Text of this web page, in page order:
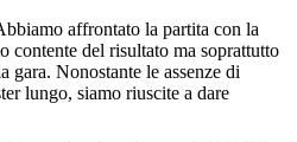
affrontato la partita con la
contente del risultato ma soprattutto
gara. Nonostante le assenze di
lungo, siamo riuscite a dare